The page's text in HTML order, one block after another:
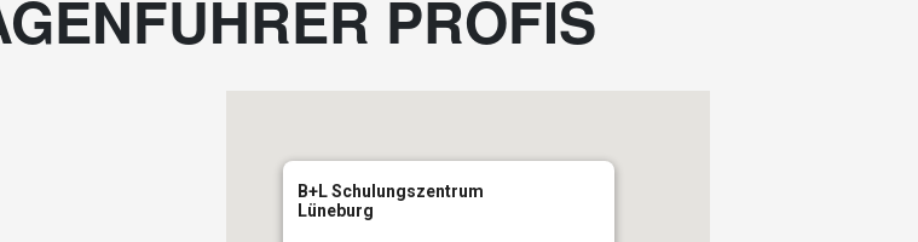
PROFIS
B+L Schulungszentrum
Lüneburg